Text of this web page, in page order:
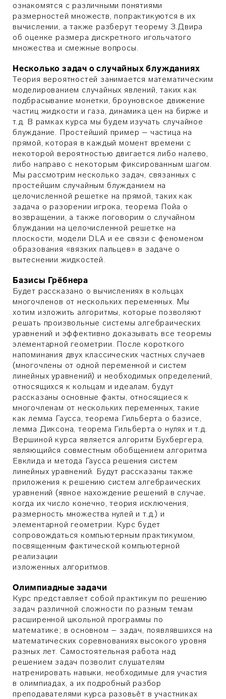
ознакомятся с различными понятиями
размерностей множеств, попрактикуются в их
вычислении, а также разберут теорему З.Двира
об оценке размера дискретного игольчатого
множества и смежные вопросы.
Несколько задач о случайных блужданиях
Теория вероятностей занимается математическим
моделированием случайных явлений, таких как
подбрасывание монетки, броуновское движение
частиц жидкости и газа, динамика цен на бирже и
т.д. В рамках курса мы будем изучать случайное
блуждание. Простейший пример – частица на
прямой, которая в каждый момент времени с
некоторой вероятностью двигается либо налево,
либо направо с некоторым фиксированным шагом.
Мы рассмотрим несколько задач, связанных с
простейшим случайным блужданием на
целочисленной решетке на прямой, таких как
задача о разорении игрока, теорема Пойа о
возвращении, а также поговорим о случайном
блуждании на целочисленной решетке на
плоскости, модели DLA и ее связи с феноменом
образования «вязких пальцев» в задаче о
вытеснении жидкостей.
Базисы Грёбнера
Будет рассказано о вычислениях в кольцах
многочленов от нескольких переменных. Мы
хотим изложить алгоритмы, которые позволяют
решать произвольные системы алгебраических
уравнений и эффективно доказывать все теоремы
элементарной геометрии. После короткого
напоминания двух классических частных случаев
(многочлены от одной переменной и систем
линейных уравнений) и необходимых определений,
относящихся к кольцам и идеалам, будут
рассказаны основные факты, относящиеся к
многочленам от нескольких переменных, такие
как лемма Гаусса, теорема Гильберта о базисе,
лемма Диксона, теорема Гильберта о нулях и т.д.
Вершиной курса является алгоритм Бухбергера,
являющийся совместным обобщением алгоритма
Евклида и метода Гаусса решения систем
линейных уравнений. Будут рассказаны также
приложения к решению систем алгебраических
уравнений (явное нахождение решений в случае,
когда их число конечно, теория исключения,
размерность множества нулей и т.д.) и
элементарной геометрии. Курс будет
сопровождаться компьютерным практикумом,
посвященным фактической компьютерной
реализации
изложенных алгоритмов.
Олимпиадные задачи
Курс представляет собой практикум по решению
задач различной сложности по разным темам
расширенной школьной программы по
математике; в основном – задач, появлявшихся на
математических соревнованиях высокого уровня
разных лет. Самостоятельная работа над
решением задач позволит слушателям
натренировать навыки, необходимые для участия
в олимпиадах, а их подробный разбор
преподавателями курса разовьёт в участниках